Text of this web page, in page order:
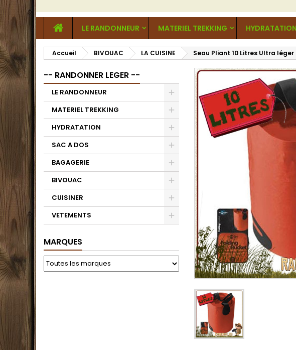
LE RANDONNEUR MATERIEL TREKKING HYDRATATION
Accueil BIVOUAC LA CUISINE Seau Pliant 10 Litres Ultra
-- RANDONNER LEGER --
LE RANDONNEUR
MATERIEL TREKKING
HYDRATATION
SAC A DOS
BAGAGERIE
BIVOUAC
CUISINER
VETEMENTS
MARQUES